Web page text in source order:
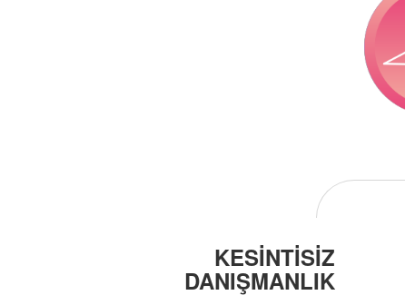
KESİNTİSİZ
DANIŞMANLIK